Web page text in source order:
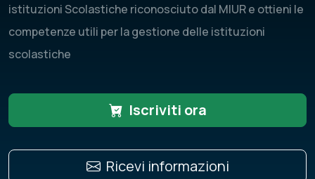
istituzioni Scolastiche riconosciuto dal MIUR e ottieni le
competenze utili per la gestione delle istituzioni
scolastiche
Iscriviti ora
Ricevi informazioni